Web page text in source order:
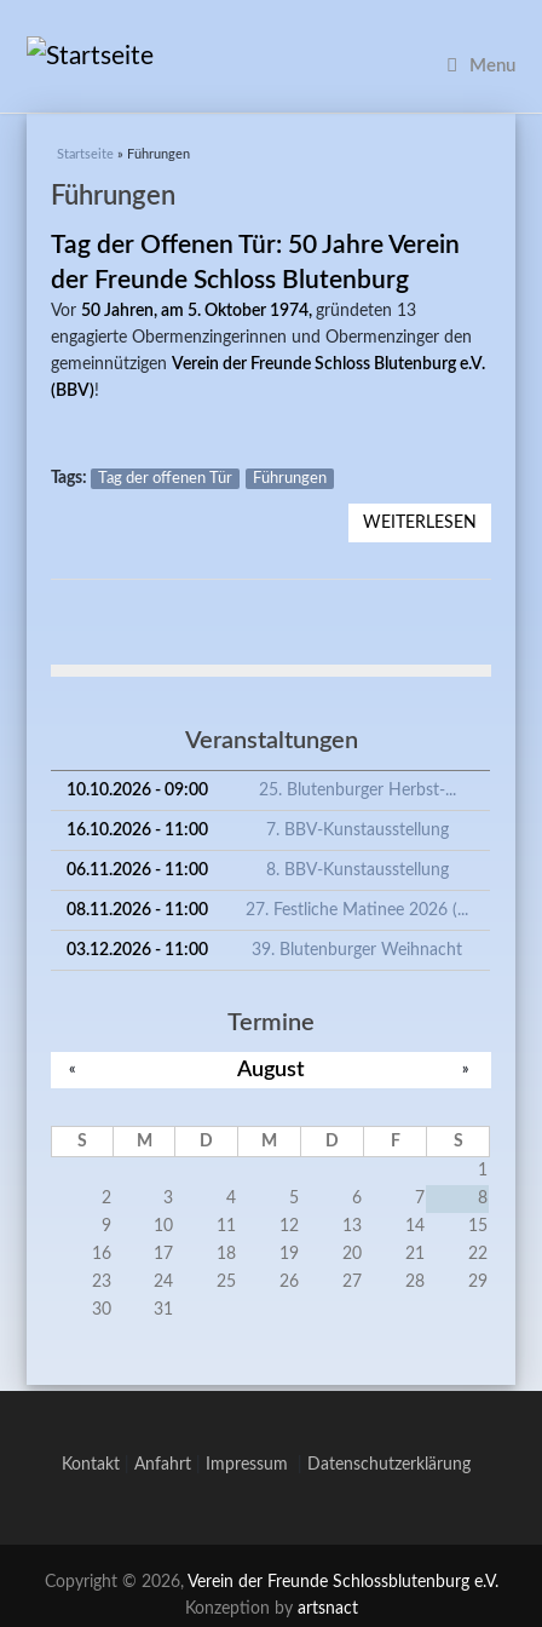
Menu
Sie sind hier
Startseite » Führungen
Führungen
Tag der Offenen Tür: 50 Jahre Verein
der Freunde Schloss Blutenburg
Vor50 Jahren, am 5. Oktober 1974,gründeten 13
engagierte Obermenzingerinnen und Obermenzinger den
gemeinnützigenVerein der Freunde Schloss Blutenburg e.V.
(BBV)!
Tags: Tag der offenen Tür Führungen
WEITERLESEN
Veranstaltungen
10.10.2026 - 09:00 25. Blutenburger Herbst-...
16.10.2026 - 11:00 7. BBV-Kunstausstellung
06.11.2026 - 11:00 8. BBV-Kunstausstellung
08.11.2026 - 11:00 27. Festliche Matinee 2026 (...
03.12.2026 - 11:00 39. Blutenburger Weihnacht
Termine
August
« »
S M D M D F
S
1
2
3 4 5 6 7
8
9
10 11 12 13 14
15
16
17 18 19 20 21
22
23
24 25 26 27 28
29
30
31
Kontakt Anfahrt Impressum Datenschutzerklärung
Copyright © 2026, Verein der Freunde Schlossblutenburg e.V.
Konzeption by artsnact